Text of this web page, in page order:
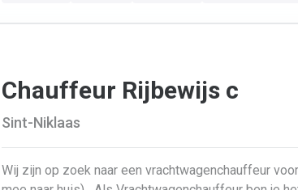
Assistentie in de schilderhal: Je ondersteunt het
Chauffeur Rijbewijs c
Sint-Niklaas
Wij zijn op zoek naar een vrachtwagenchauffeur